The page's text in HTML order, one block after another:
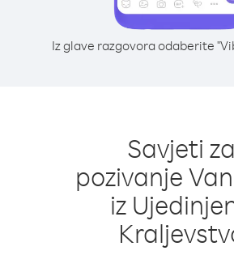
Iz glave razgovora odaberite
Savjeti za
pozivanje
iz